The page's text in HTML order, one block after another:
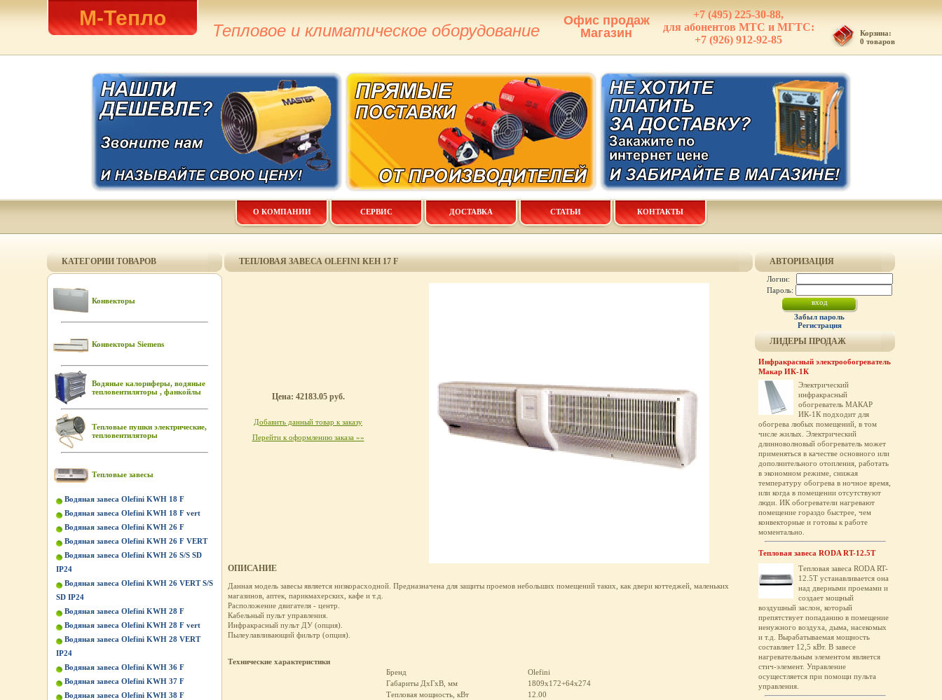
М-Тепло
Тепловое и климатическое оборудование
Офис продаж
Магазин
+7 (495) 225-30-88,
для абонентов МТС и МГТС:
+7 (926) 912-92-85
Корзина:
0 товаров
О КОМПАНИИ СЕРВИС ДОСТАВКА СТАТЬИ КОНТАКТЫ
КАТЕГОРИИ ТОВАРОВ
Конвекторы
Конвекторы Siemens
Водяные калориферы, водяные
тепловентиляторы , фанкойлы
Тепловые пушки электрические,
тепловентиляторы
Тепловые завесы
Водяная завеса Olefini KWH 18 F
Водяная завеса Olefini KWH 18 F vert
Водяная завеса Olefini KWH 26 F
Водяная завеса Olefini KWH 26 F VERT
Водяная завеса Olefini KWH 26 S/S SD
IP24
Водяная завеса Olefini KWH 26 VERT S/S
SD IP24
Водяная завеса Olefini KWH 28 F
Водяная завеса Olefini KWH 28 F vert
Водяная завеса Olefini KWH 28 VERT
IP24
Водяная завеса Olefini KWH 36 F
Водяная завеса Olefini KWH 37 F
Водяная завеса Olefini KWH 38 F
ТЕПЛОВАЯ ЗАВЕСА OLEFINI КЕН 17 F
Цена: 42183.05 руб.
Добавить данный товар к заказу
Перейти к оформлению заказа »»
ОПИСАНИЕ
Данная модель завесы является низкорасходной. Предназначена для защиты проемов небольших помещений таких, как двери коттеджей, маленьких
магазинов, аптек, парикмахерских, кафе и т.д.
Расположение двигателя - центр.
Кабельный пульт управления.
Инфракрасный пульт ДУ (опция).
Пылеулавливающий фильтр (опция).
Технические характеристики
Бренд
Olefini
Габариты ДхГхВ, мм
1809х172+64х274
Тепловая мощность, кВт
12.00
АВТОРИЗАЦИЯ
Логин:
Пароль:
Забыл пароль
Регистрация
ЛИДЕРЫ ПРОДАЖ
Инфракрасный электрообогреватель
Макар ИК-1К
Электрический
инфракрасный
обогреватель МАКАР
ИК-1К подходит для
обогрева любых помещений, в том
числе жилых. Электрический
длинноволновый обогреватель может
применяться в качестве основного или
дополнительного отопления, работать
в экономном режиме, снижая
температуру обогрева в ночное время,
или когда в помещении отсутствуют
люди. ИК обогреватели нагревают
помещение гораздо быстрее, чем
конвекторные и готовы к работе
моментально.
Тепловая завеса RODA RT-12.5T
Тепловая завеса RODA RT-
12.5T устанавливается она
над дверными проемами и
создает мощный
воздушный заслон, который
препятствует попаданию в помещение
ненужного воздуха, дыма, насекомых
и т.д. Вырабатываемая мощность
составляет 12,5 кВт. В завесе
нагревательным элементом является
стич-элемент. Управление
осущестляется при помощи пульта
управления.